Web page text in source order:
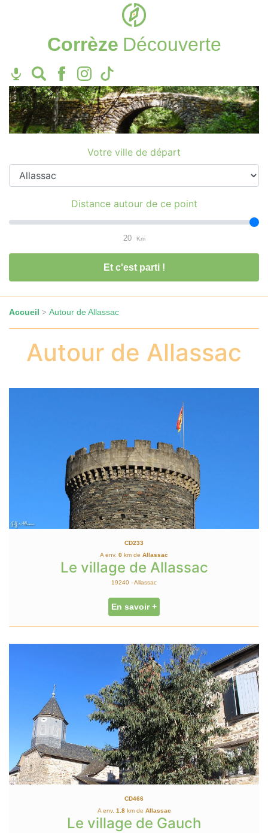
Corrèze Découverte
Votre ville de départ
Distance autour de ce point
20 Km
Et c'est parti !
Accueil > Autour de Allassac
Autour de Allassac
CD233
A env. 0 km de Allassac
Le village de Allassac
19240 - Allassac
En savoir +
CD466
A env. 1.8km de Allassac
Le village de Gauch